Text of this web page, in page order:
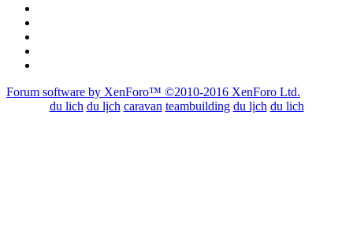
Forum software by XenForo™ ©2010-2016 XenForo Ltd.
du lich du lịch caravan teambuilding du lịch du lich